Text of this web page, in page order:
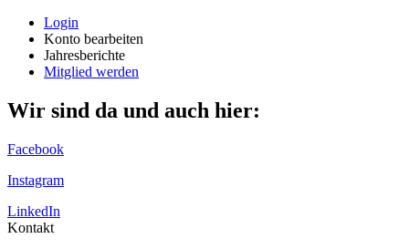
Login
Konto bearbeiten
Jahresberichte
Mitglied werden
Wir sind da und auch hier:
Facebook
Instagram
LinkedIn
Kontakt